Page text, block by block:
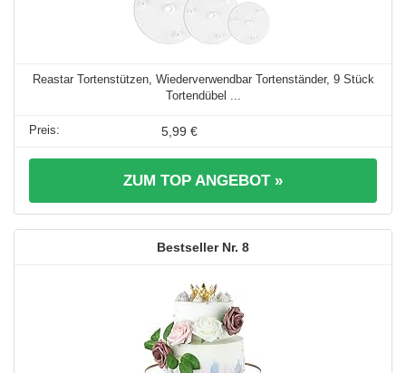
Reastar Tortenstützen, Wiederverwendbar Tortenständer, 9 Stück
Tortendübel ...
5,99 €
ZUM TOP ANGEBOT »
8